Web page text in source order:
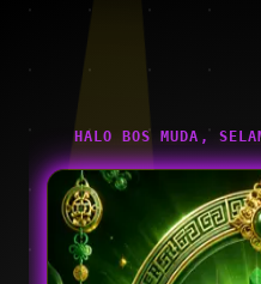
HALO BOS MUDA,